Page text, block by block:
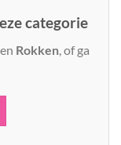
categorie
Rokken , of ga